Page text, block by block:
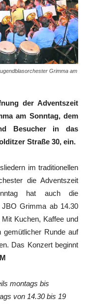
Grimma am
der Adventszeit
am Sonntag, dem
Besucher in das
Straße 30, ein.
im traditionellen
die Adventszeit
hat auch die
JBO Grimma ab 14.30
Kuchen, Kaffee und
Runde auf
Das Konzert beginnt
montags bis
von 14.30 bis 19